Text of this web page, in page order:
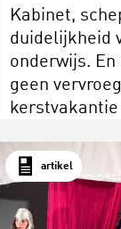
Kabinet,
duidelijkheid
onderwijs.
geen
kerstvakantie
artikel